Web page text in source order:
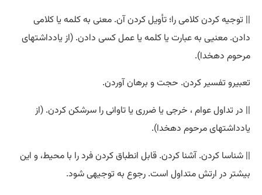
|| توجیه کردن کلامی را؛ تأویل کردن آن. معنی به کلمه یا کلامی
دادن. معنیی به عبارت یا کلمه یا عمل کسی دادن. (از یادداشتهای
مرحوم دهخدا).
تعبیرو تفسیر کردن. حجت و برهان آوردن.
|| در تداول عوام ، خرجی یا ضرری یا تاوانی را سرشکن کردن. (از
یادداشتهای مرحوم دهخدا).
|| شناسا کردن. آشنا کردن. قابل انطباق کردن فرد را با محیط، و این
بیشتر در ارتش متداول است. رجوع به توجیهی شود.